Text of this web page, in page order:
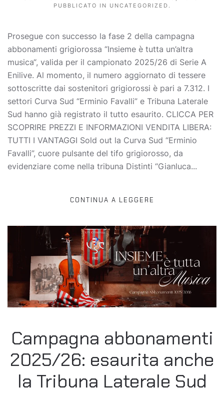
PUBBLICATO IN UNCATEGORIZED .
Prosegue con successo la fase 2 della campagna
abbonamenti grigiorossa “Insieme è tutta un’altra
musica“, valida per il campionato 2025/26 di Serie A
Enilive. Al momento, il numero aggiornato di tessere
sottoscritte dai sostenitori grigiorossi è pari a 7.312. I
settori Curva Sud “Erminio Favalli” e Tribuna Laterale
Sud hanno già registrato il tutto esaurito. CLICCA PER
SCOPRIRE PREZZI E INFORMAZIONI VENDITA LIBERA:
TUTTI I VANTAGGI Sold out la Curva Sud “Erminio
Favalli”, cuore pulsante del tifo grigiorosso, da
evidenziare come nella tribuna Distinti “Gianluca...
CONTINUA A LEGGERE
Campagna abbonamenti
2025/26: esaurita anche
la Tribuna Laterale Sud